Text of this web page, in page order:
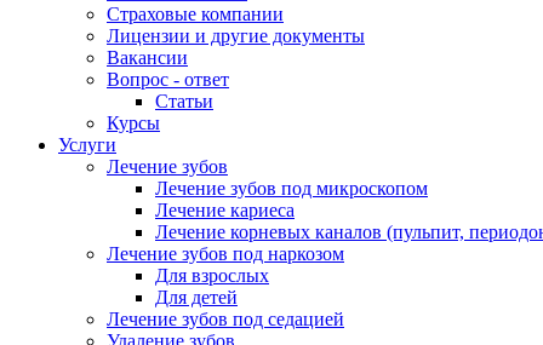
Страховые компании
Лицензии и другие документы
Вакансии
Вопрос - ответ
Статьи
Курсы
Услуги
Лечение зубов
Лечение зубов под микроскопом
Лечение кариеса
Лечение корневых каналов (пульпит,
Лечение зубов под наркозом
Для взрослых
Для детей
Лечение зубов под седацией